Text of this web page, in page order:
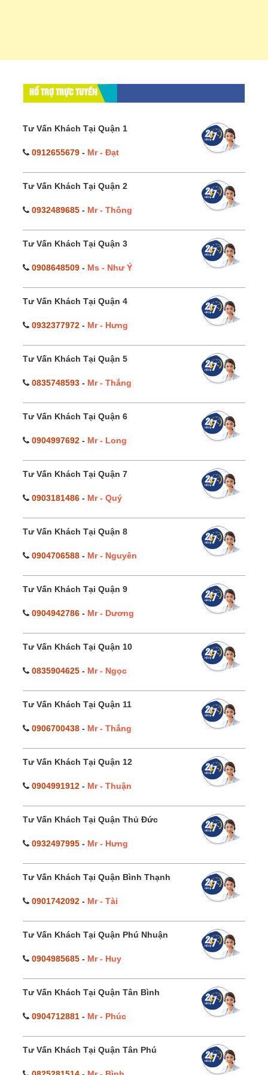
HỔ TRỢ TRỰC TUYẾN
Tư Vấn Khách Tại Quận 1
0912655679 - Mr - Đạt
Tư Vấn Khách Tại Quận 2
0932489685 - Mr - Thông
Tư Vấn Khách Tại Quận 3
0908648509 - Ms - Như Ý
Tư Vấn Khách Tại Quận 4
0932377972 - Mr - Hưng
Tư Vấn Khách Tại Quận 5
0835748593 - Mr - Thắng
Tư Vấn Khách Tại Quận 6
0904997692 - Mr - Long
Tư Vấn Khách Tại Quận 7
0903181486 - Mr - Quý
Tư Vấn Khách Tại Quận 8
0904706588 - Mr - Nguyên
Tư Vấn Khách Tại Quận 9
0904942786 - Mr - Dương
Tư Vấn Khách Tại Quận 10
0835904625 - Mr - Ngọc
Tư Vấn Khách Tại Quận 11
0906700438 - Mr - Thắng
Tư Vấn Khách Tại Quận 12
0904991912 - Mr - Thuận
Tư Vấn Khách Tại Quận Thủ Đức
0932497995 - Mr - Hưng
Tư Vấn Khách Tại Quận Bình Thạnh
0901742092 - Mr - Tài
Tư Vấn Khách Tại Quận Phú Nhuận
0904985685 - Mr - Huy
Tư Vấn Khách Tại Quận Tân Bình
0904712881 - Mr - Phúc
Tư Vấn Khách Tại Quận Tân Phú